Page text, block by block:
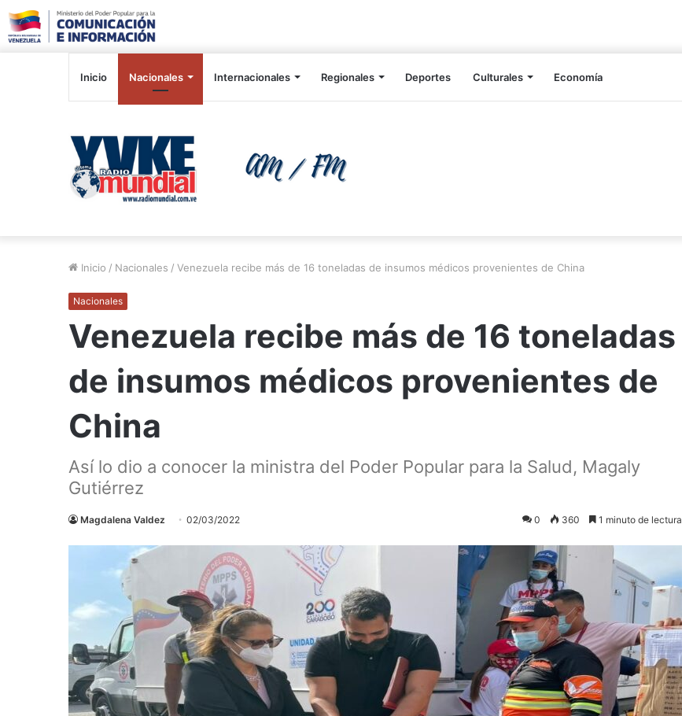
Inicio Nacionales Internacionales Regionales Deportes Culturales Economía
Inicio / Nacionales / Venezuela recibe más de 16 toneladas de insumos médicos provenientes de China
Nacionales
Venezuela recibe más de 16 toneladas
de insumos médicos provenientes de
China
Así lo dio a conocer la ministra del Poder Popular para la Salud, Magaly
Gutiérrez
Magdalena Valdez 02/03/2022 0 360 1 minuto de lectura